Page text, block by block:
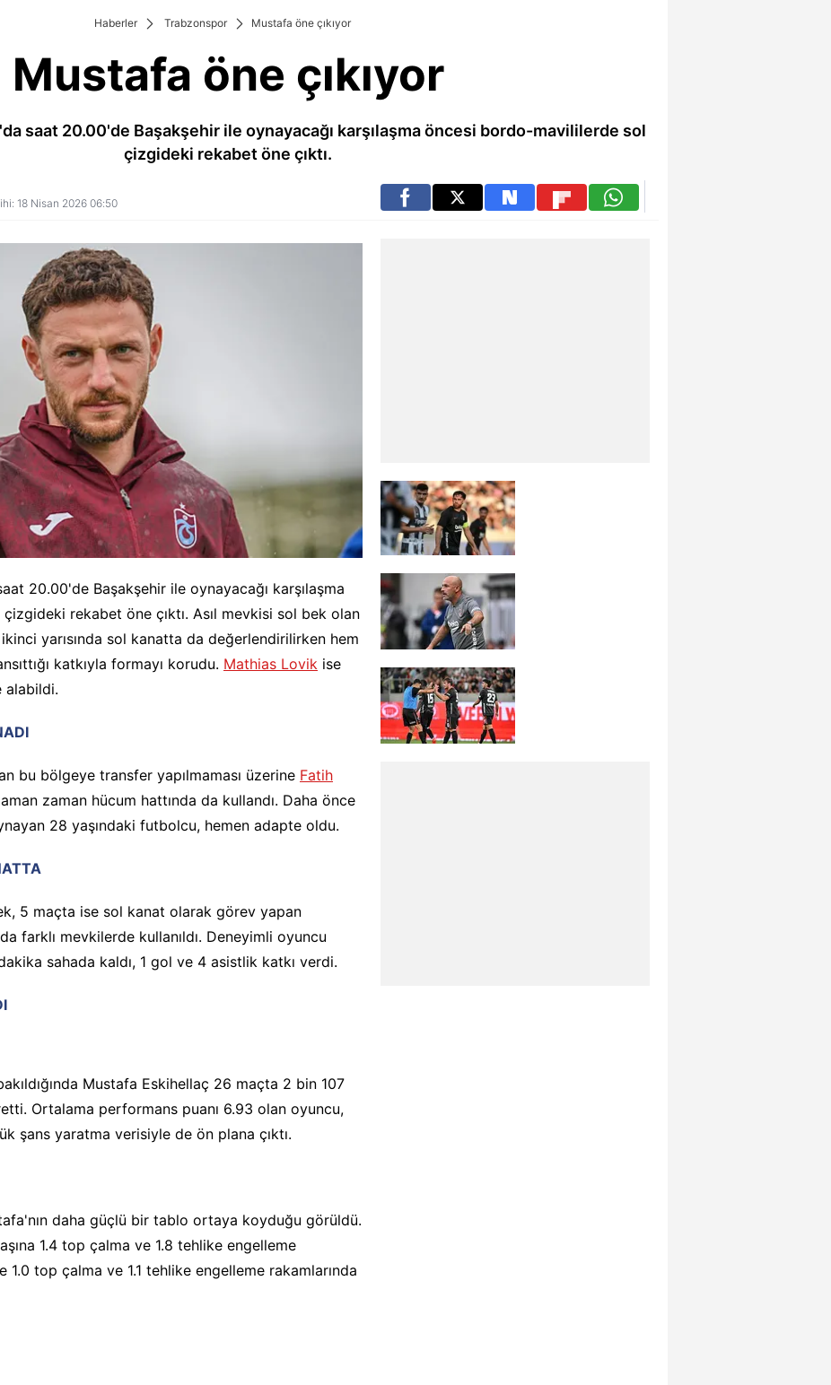
Haberler Trabzonspor Mustafa öne çıkıyor
Mustafa öne çıkıyor
saat 20.00'de Başakşehir ile oynayacağı karşılaşma öncesi bordo-mavililerde sol
çizgideki rekabet öne çıktı.
18 Nisan 2026 06:50
20.00'de Başakşehir ile oynayacağı karşılaşma
rekabet öne çıktı. Asıl mevkisi sol bek olan
yarısında sol kanatta da değerlendirilirken hem
katkıyla formayı korudu. Mathias Lovik ise
alabildi.
bu bölgeye transfer yapılmaması üzerine Fatih
zaman hücum hattında da kullandı. Daha önce
28 yaşındaki futbolcu, hemen adapte oldu.
5 maçta ise sol kanat olarak görev yapan
farklı mevkilerde kullanıldı. Deneyimli oyuncu
sahada kaldı, 1 gol ve 4 asistlik katkı verdi.
Mustafa Eskihellaç 26 maçta 2 bin 107
Ortalama performans puanı 6.93 olan oyuncu,
şans yaratma verisiyle de ön plana çıktı.
daha güçlü bir tablo ortaya koyduğu görüldü.
1.4 top çalma ve 1.8 tehlike engelleme
1.0 top çalma ve 1.1 tehlike engelleme rakamlarında